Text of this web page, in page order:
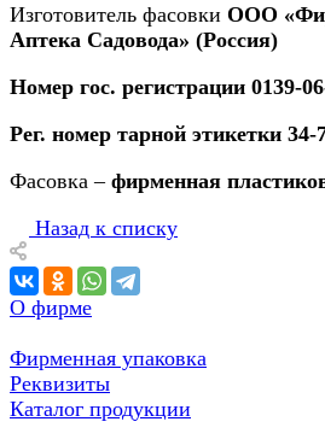
Изготовитель фасовки ООО
Аптека Садовода» (Россия)
Номер гос. регистрации 0139-
Рег. номер тарной этикетки
Фасовка – фирменная
Назад к списку
О фирме
Фирменная упаковка
Реквизиты
Каталог продукции